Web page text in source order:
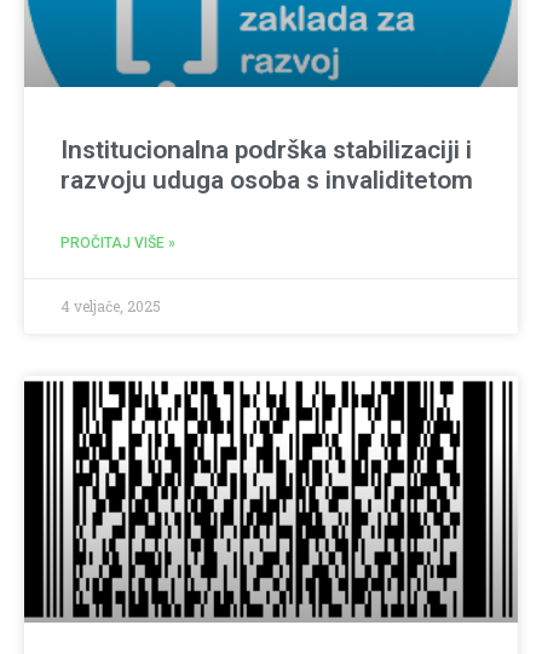
Institucionalna podrška stabilizaciji i
razvoju uduga osoba s invaliditetom
PROČITAJ VIŠE »
4 veljače, 2025